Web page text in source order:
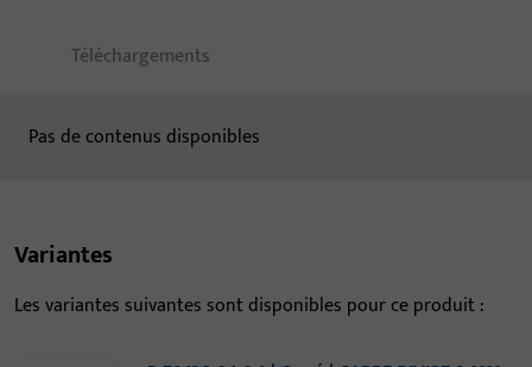
Téléchargements
Pas de contenus disponibles
Variantes
Les variantes suivantes sont disponibles pour ce produit :